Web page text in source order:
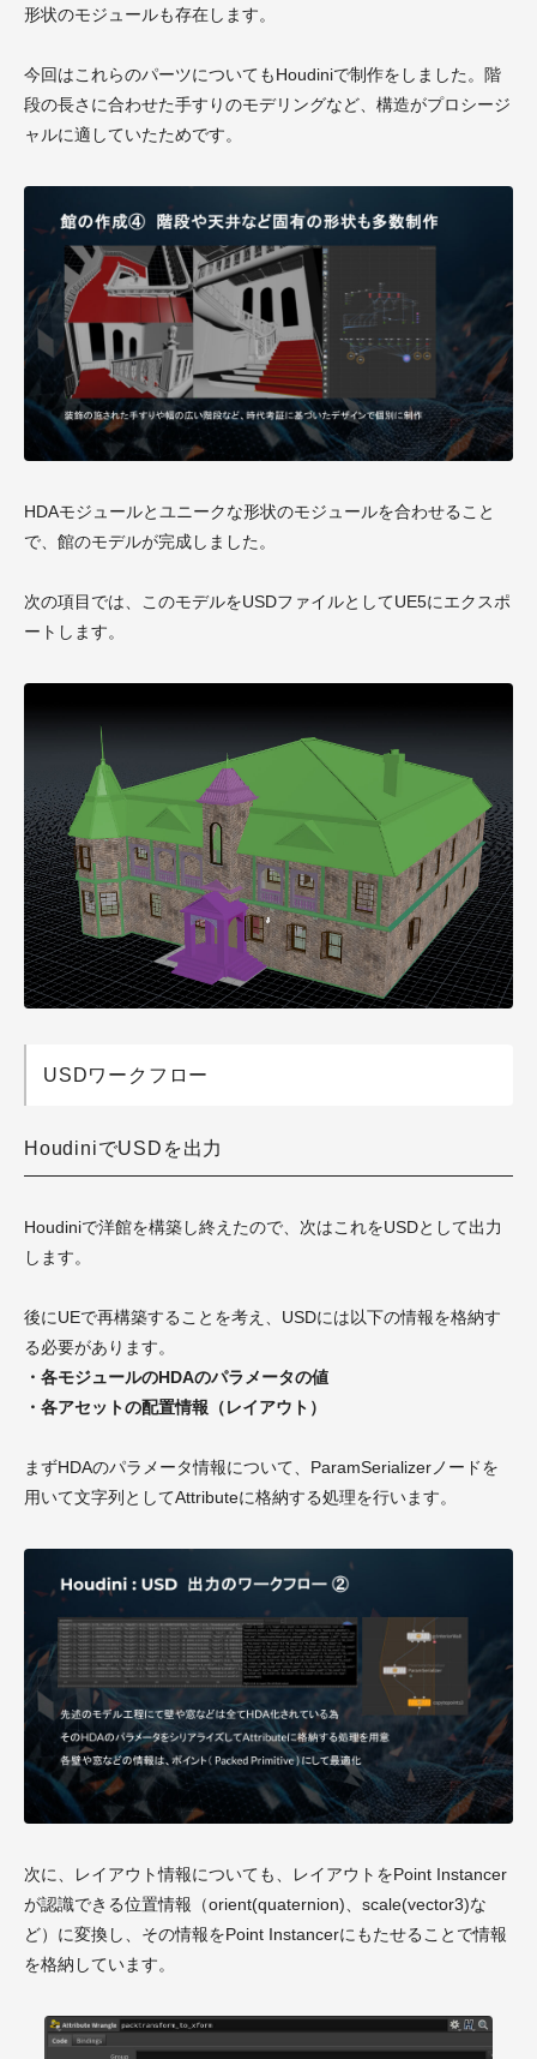
形状のモジュールも存在します。
今回はこれらのパーツについてもHoudiniで制作をしました。階
段の長さに合わせた手すりのモデリングなど、構造がプロシージ
ャルに適していたためです。
HDAモジュールとユニークな形状のモジュールを合わせること
で、館のモデルが完成しました。
次の項目では、このモデルをUSDファイルとしてUE5にエクスポ
ートします。
USDワークフロー
HoudiniでUSDを出力
Houdiniで洋館を構築し終えたので、次はこれをUSDとして出力
します。
後にUEで再構築することを考え、USDには以下の情報を格納す
る必要があります。
・各モジュールのHDAのパラメータの値
・各アセットの配置情報（レイアウト）
まずHDAのパラメータ情報について、ParamSerializerノードを
用いて文字列としてAttributeに格納する処理を行います。
次に、レイアウト情報についても、レイアウトをPoint Instancer
が認識できる位置情報（orient(quaternion)、scale(vector3)な
ど）に変換し、その情報をPoint Instancerにもたせることで情報
を格納しています。